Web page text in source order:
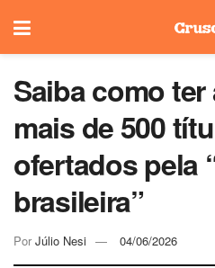
Saiba como
mais de 500
ofertados pela
brasileira”
Por Júlio Nesi 04/06/2026